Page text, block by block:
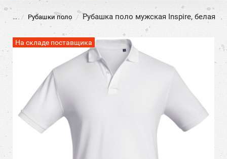
... Рубашки поло Рубашка поло мужская Inspire, белая
На складе поставщика